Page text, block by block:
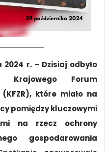
r. – Dzisiaj odbyło
Forum
które miało na
pomiędzy kluczowymi
na rzecz ochrony
gospodarowania